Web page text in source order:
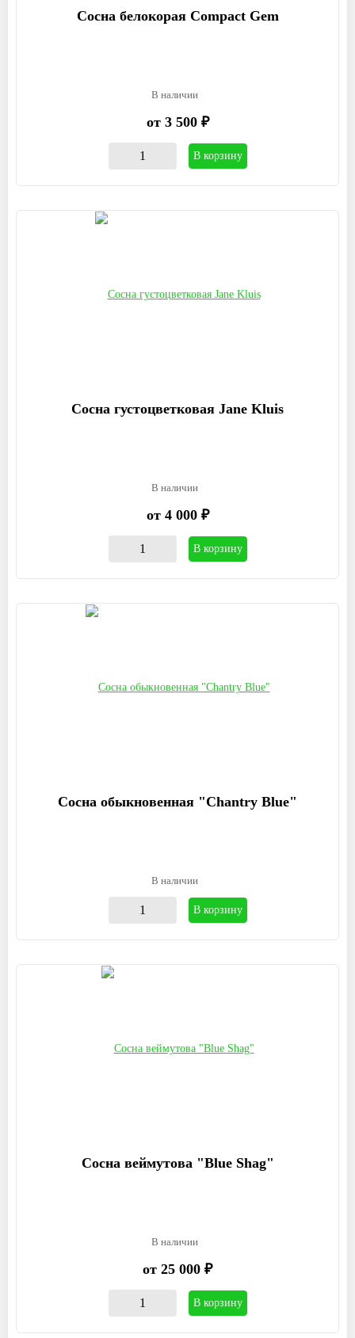
Сосна белокорая Compact Gem
В наличии
от 3 500 ₽
В корзину
Сосна густоцветковая Jane Kluis
В наличии
от 4 000 ₽
В корзину
Сосна обыкновенная "Chantry Blue"
В наличии
В корзину
Сосна веймутова "Blue Shag"
В наличии
от 25 000 ₽
В корзину